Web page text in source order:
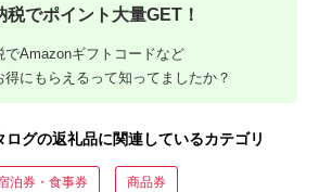
税でポイント大量GET！
でAmazonギフトコードなど
得にもらえるって知ってましたか？
グの返礼品に関連しているカテゴリ
泊券・食事券 商品券